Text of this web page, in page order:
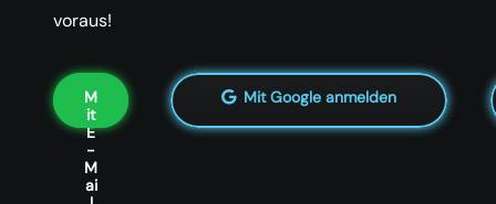
voraus!
M
it
E
-
M
ai
Mit Google anmelden